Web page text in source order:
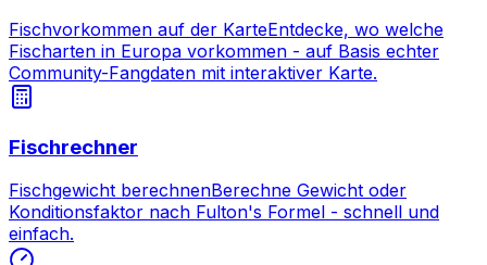
Fischvorkommen auf der KarteEntdecke, wo welche
Fischarten in Europa vorkommen - auf Basis echter
Community-Fangdaten mit interaktiver Karte.
Fischrechner
Fischgewicht berechnenBerechne Gewicht oder
Konditionsfaktor nach Fulton's Formel - schnell und
einfach.